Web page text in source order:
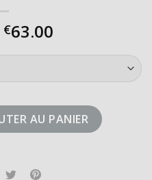
€63.00
AU PANIER